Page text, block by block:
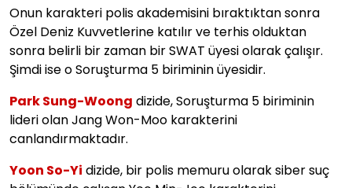
Onun karakteri polis akademisini bıraktıktan sonra
Özel Deniz Kuvvetlerine katılır ve terhis olduktan
sonra belirli bir zaman bir SWAT üyesi olarak çalışır.
Şimdi ise o Soruşturma 5 biriminin üyesidir.
Park Sung-Woong dizide, Soruşturma 5 biriminin
lideri olan Jang Won-Moo karakterini
canlandırmaktadır.
Yoon So-Yi dizide, bir polis memuru olarak siber suç